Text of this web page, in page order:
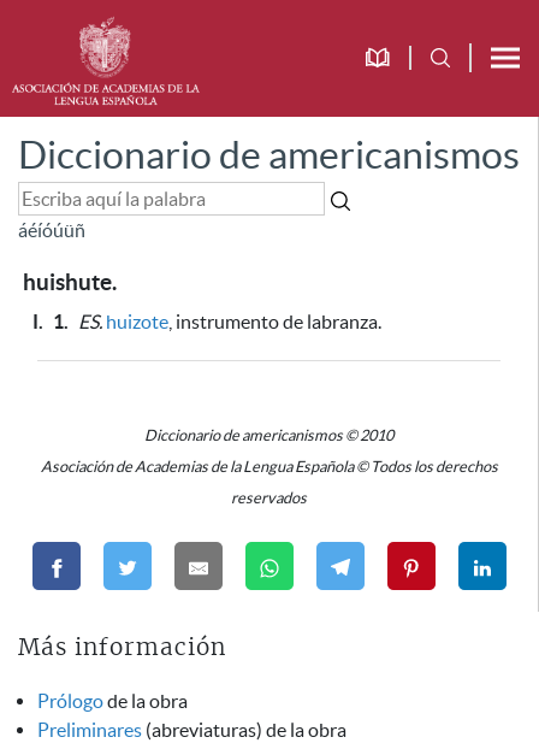
Diccionario de americanismos
áéíóúüñ
huishute.
I. 1. ES. huizote , instrumento de labranza.
Diccionario de americanismos © 2010
Asociación de Academias de la Lengua Española © Todos los derechos
reservados
Más información
Prólogode la obra
Preliminares (abreviaturas) de la obra